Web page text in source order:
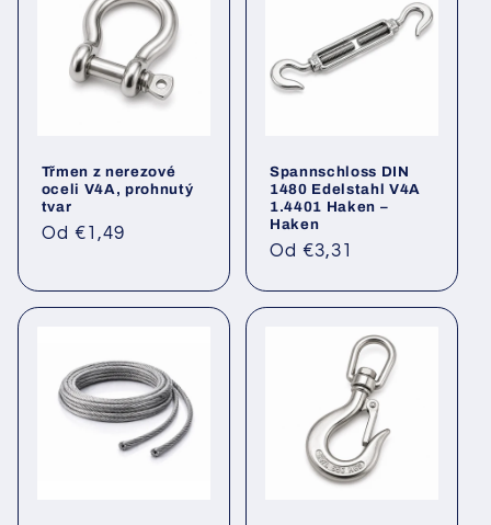
Třmen z nerezové
oceli V4A, prohnutý
tvar
Běžná
Od €1,49
Spannschloss DIN
1480 Edelstahl V4A
1.4401 Haken –
Haken
Běžná
Od €3,31